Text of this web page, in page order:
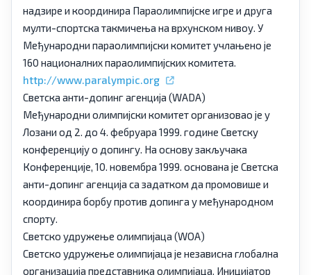
надзире и координира Параолимпијске игре и друга
мулти-спортска такмичења на врхунском нивоу. У
Међународни параолимпијски комитет учлањено је
160 националних параолимпијских комитета.
http://www.paralympic.org
Светска анти-допинг агенција (WADA)
Међународни олимпијски комитет организовао је у
Лозани од 2. до 4. фебруара 1999. године Светску
конференцију о допингу. На основу закључака
Конференције, 10. новембра 1999. основана је Светска
анти-допинг агенција са задатком да промовише и
координира борбу против допинга у међународном
спорту.
Светско удружење олимпијаца (WOA)
Светско удружење олимпијаца је независна глобална
организација представника олимпијаца. Иницијатор